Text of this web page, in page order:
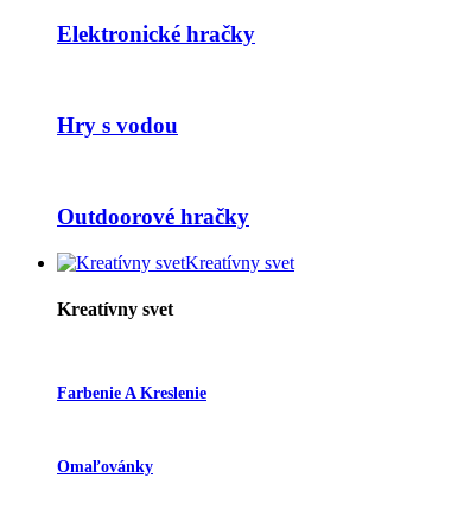
Elektronické hračky
Hry s vodou
Outdoorové hračky
Kreatívny svet
Kreatívny svet
Farbenie A Kreslenie
Omaľovánky